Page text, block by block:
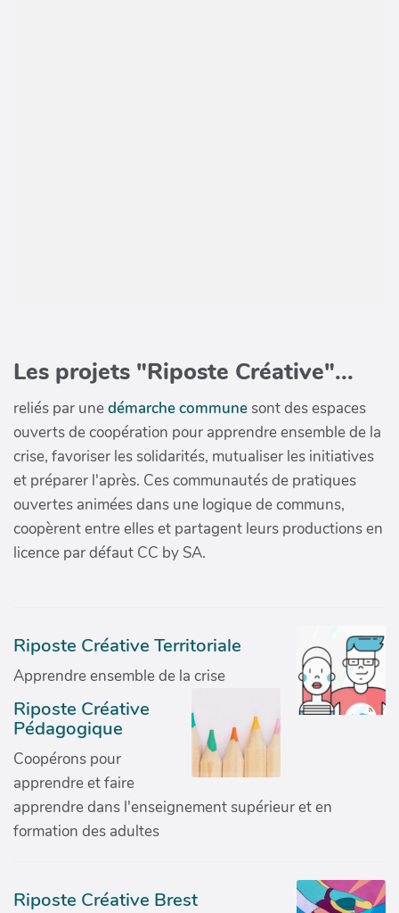
Les projets "Riposte Créative"...
reliés par unedémarche communesont des espaces
ouverts de coopération pour apprendre ensemble de la
crise, favoriser les solidarités, mutualiser les initiatives
et préparer l'après. Ces communautés de pratiques
ouvertes animées dans une logique de communs,
coopèrent entre elles et partagent leurs productions en
licence par défaut CC by SA.
Riposte Créative Territoriale
Apprendre ensemble de la crise
Riposte Créative
Pédagogique
Coopérons pour
apprendre et faire
apprendre dans l'enseignement supérieur et en
formation des adultes
Riposte Créative Brest